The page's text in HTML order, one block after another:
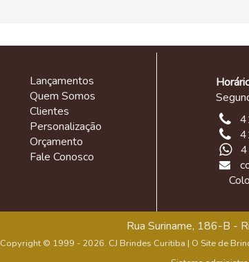
Lançamentos
Quem Somos
Clientes
Personalização
Orçamento
Fale Conosco
Rua Suriname, 186-B -
Copyright © 1999 - 2026. CJ Brindes Curitiba | O Site de